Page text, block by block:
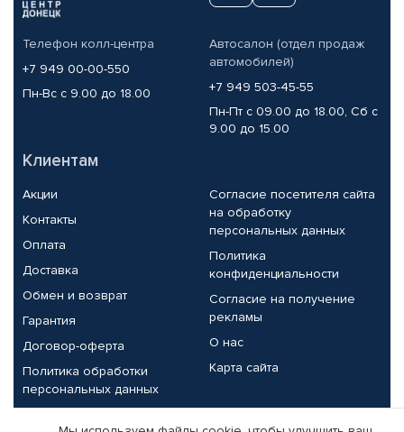
Телефон колл-центра
+7 949 00-00-550
Пн-Вс с 9.00 до 18.00
Автосалон (отдел продаж
автомобилей)
+7 949 503-45-55
Пн-Пт с 09.00 до 18.00, Сб с
9.00 до 15.00
Клиентам
Акции
Контакты
Оплата
Доставка
Обмен и возврат
Гарантия
Договор-оферта
Политика обработки
персональных данных
Согласие посетителя сайта
на обработку
персональных данных
Политика
конфиденциальности
Согласие на получение
рекламы
О нас
Карта сайта